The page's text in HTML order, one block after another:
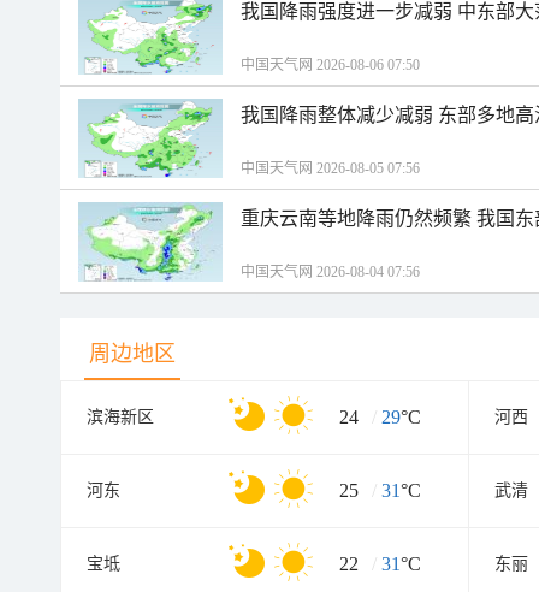
我国降雨强度进一步减弱 中东部
中国天气网 2026-08-06 07:50
我国降雨整体减少减弱 东部多地
中国天气网 2026-08-05 07:56
重庆云南等地降雨仍然频繁 我国
中国天气网 2026-08-04 07:56
周边地区
滨海新区 24 / 29°C 河西
河东 25 / 31°C 武清
宝坻 22 / 31°C 东丽